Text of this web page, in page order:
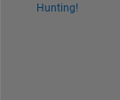
Hunting!